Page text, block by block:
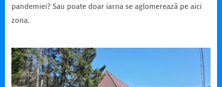
pandemiei? Sau poate doar iarna se aglomerează pe aici
zona.